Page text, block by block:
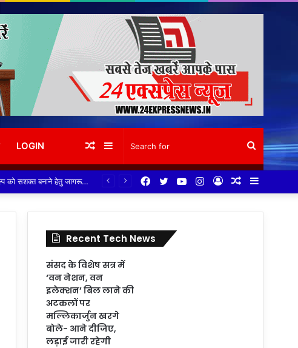
LOGIN Search
for
Sidebar
Random
Article Sidebar
Random
Log
Instagram
YouTube
Twitter
Facebook
Recent Tech News
संसद के विशेष सत्र में
‘वन नेशन, वन
इलेक्शन’ बिल लाने की
अटकलों पर
मल्लिकार्जुन खरगे
बोले- आने दीजिए,
लड़ाई जारी रहेगी